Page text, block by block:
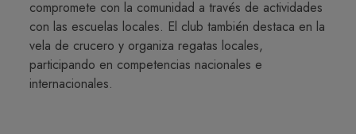
compromete con la comunidad a través de actividades
con las escuelas locales. El club también destaca en la
vela de crucero y organiza regatas locales,
participando en competencias nacionales e
internacionales.